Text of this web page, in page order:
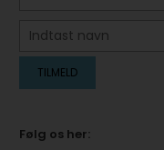
Følg os her: